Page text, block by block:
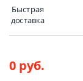
Быстрая
доставка
0 руб.